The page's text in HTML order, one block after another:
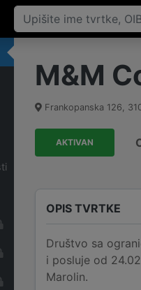
M&M
Frankopanska 126,
AKTIVAN
OPIS TVRTKE
Društvo sa
i posluje od
Marolin.